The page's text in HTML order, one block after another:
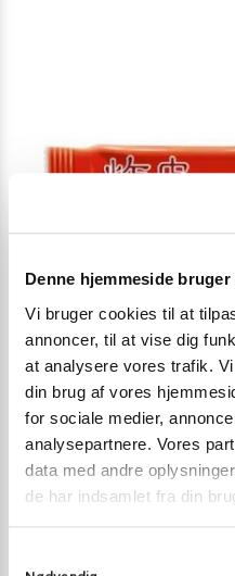
Denne hjemmeside
Vi bruger cookies til at
annoncer, til at vise dig
at analysere vores trafik.
din brug af vores
for sociale medier,
analysepartnere. Vores
data med andre
de har indsamlet fra din
FORÅRSRULLEDEJ, GYOZA OG
Wonton dej (deep fry) 200 g.